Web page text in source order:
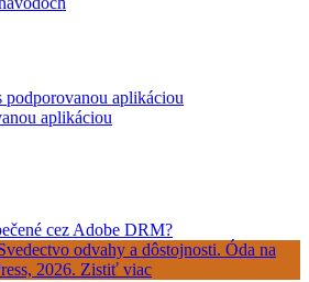
podporovanou aplikáciou
aplikáciou
cez Adobe DRM?